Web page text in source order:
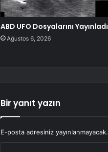
ABD UFO Dosyalarını Yayınladı
Ağustos 6, 2026
Bir yanıt yazın
E-posta adresiniz yayınlanmayacak.